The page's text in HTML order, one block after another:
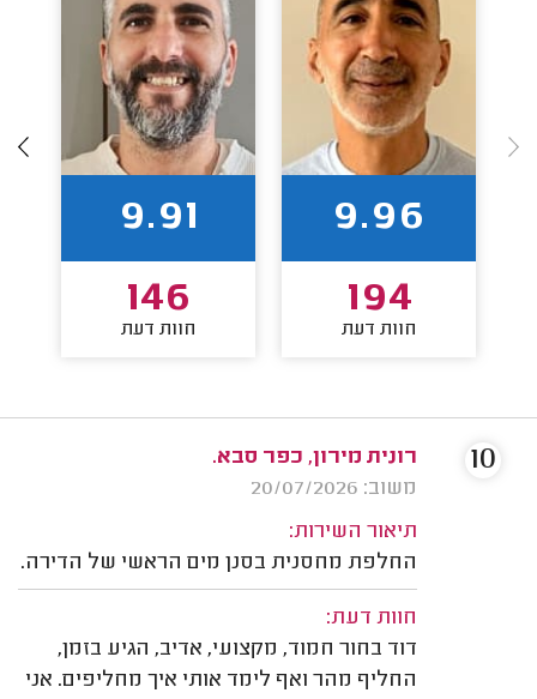
9.96
194
חוות דעת
9.91
146
חוות דעת
רונית מירון, כפר סבא.
משוב: 20/07/2026
תיאור השירות:
החלפת מחסנית בסנן מים הראשי של הדירה.
חוות דעת:
דוד בחור חמוד, מקצועי, אדיב, הגיע בזמן,
החליף מהר ואף לימד אותי איך מחליפים. אני
10